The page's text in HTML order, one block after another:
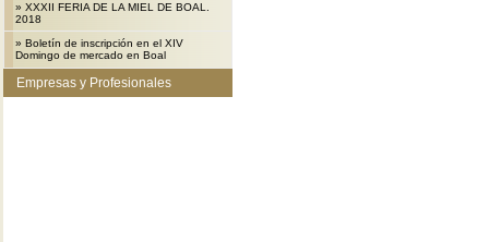
» XXXII FERIA DE LA MIEL DE BOAL.
2018
» Boletín de inscripción en el XIV
Domingo de mercado en Boal
Empresas y Profesionales